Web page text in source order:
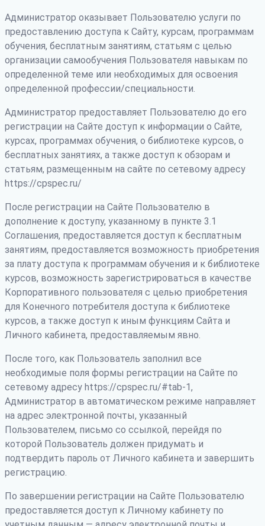
Администратор оказывает Пользователю услуги по
предоставлению доступа к Сайту, курсам, программам
обучения, бесплатным занятиям, статьям с целью
организации самообучения Пользователя навыкам по
определенной теме или необходимых для освоения
определенной профессии/специальности.
Администратор предоставляет Пользователю до его
регистрации на Сайте доступ к информации о Сайте,
курсах, программах обучения, о библиотеке курсов, о
бесплатных занятиях, а также доступ к обзорам и
статьям, размещенным на сайте по сетевому адресу
https://cpspec.ru/
После регистрации на Сайте Пользователю в
дополнение к доступу, указанному в пункте 3.1
Соглашения, предоставляется доступ к бесплатным
занятиям, предоставляется возможность приобретения
за плату доступа к программам обучения и к библиотеке
курсов, возможность зарегистрироваться в качестве
Корпоративного пользователя с целью приобретения
для Конечного потребителя доступа к библиотеке
курсов, а также доступ к иным функциям Сайта и
Личного кабинета, предоставляемым явно.
После того, как Пользователь заполнил все
необходимые поля формы регистрации на Сайте по
сетевому адресу https://cpspec.ru/#tab-1,
Администратор в автоматическом режиме направляет
на адрес электронной почты, указанный
Пользователем, письмо со ссылкой, перейдя по
которой Пользователь должен придумать и
подтвердить пароль от Личного кабинета и завершить
регистрацию.
По завершении регистрации на Сайте Пользователю
предоставляется доступ к Личному кабинету по